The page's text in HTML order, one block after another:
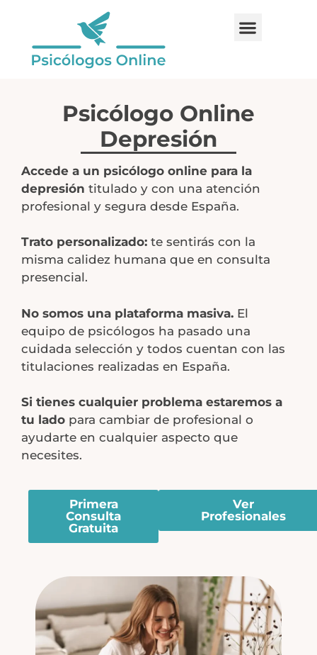
Psicólogo Online
Depresión
Accede a un psicólogo online para la
depresión titulado y con una atención
profesional y segura desde España.
Trato personalizado: te sentirás con la
misma calidez humana que en consulta
presencial.
No somos una plataforma masiva. El
equipo de psicólogos ha pasado una
cuidada selección y todos cuentan con las
titulaciones realizadas en España.
Si tienes cualquier problema estaremos a
tu lado para cambiar de profesional o
ayudarte en cualquier aspecto que
necesites.
Primera
Consulta
Gratuita
Ver
Profesionales